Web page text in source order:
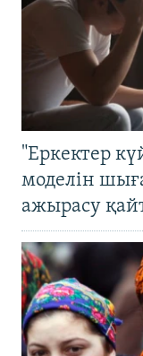
"Еркектер
моделін
ажырасу